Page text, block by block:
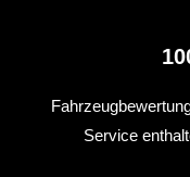
Service